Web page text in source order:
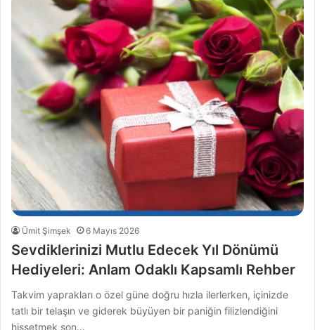
Ümit Şimşek 6 Mayıs 2026
Sevdiklerinizi Mutlu Edecek Yıl Dönümü
Hediyeleri: Anlam Odaklı Kapsamlı Rehber
Takvim yaprakları o özel güne doğru hızla ilerlerken, içinizde
tatlı bir telaşın ve giderek büyüyen bir paniğin filizlendiğini
hissetmek son…